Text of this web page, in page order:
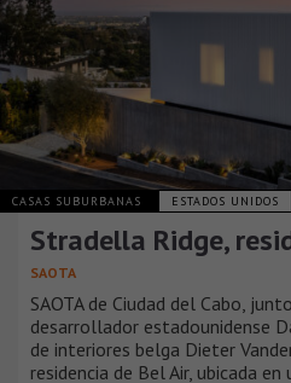
CASAS SUBURBANAS ESTADOS UNIDOS
Stradella Ridge,
SAOTA
SAOTA de Ciudad del Cabo,
desarrollador estadounidense
de interiores belga Dieter
residencia de Bel Air, ubicada